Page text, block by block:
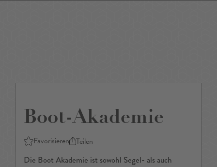
Boot-Akademie
Favorisieren Teilen
Die Boot Akademie ist sowohl Segel- als auch